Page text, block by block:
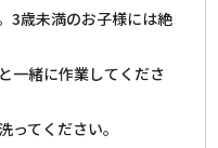
3歳未満のお子様には絶
一緒に作業してくださ
ってください。